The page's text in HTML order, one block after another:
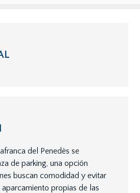
del Penedès se
de parking, una opción
buscan comodidad y evitar
aparcamiento propias de las